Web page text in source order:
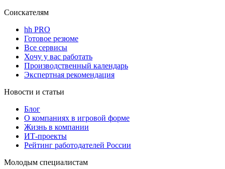
Соискателям
hh PRO
Готовое резюме
Все сервисы
Хочу у вас работать
Производственный календарь
Экспертная рекомендация
Новости и статьи
Блог
О компаниях в игровой форме
Жизнь в компании
ИТ-проекты
Рейтинг работодателей России
Молодым специалистам